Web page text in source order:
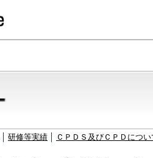
研修等実績 ＣＰＤＳ及びＣＰＤにつ